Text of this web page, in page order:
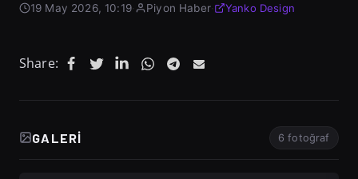
19 May 2026, 10:19· Piyon Haber· Yanko Design
Share:
GALERI 6 fotoğraf